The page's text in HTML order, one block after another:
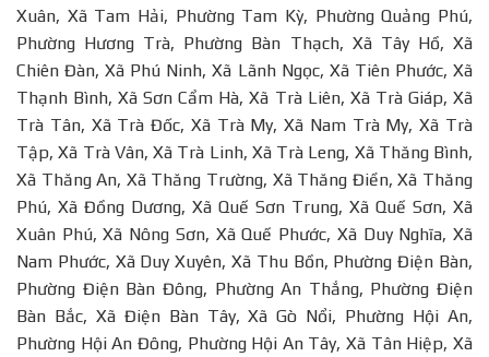
Xuân, Xã Tam Hải, Phường Tam Kỳ, Phường Quảng Phú,
Phường Hương Trà, Phường Bàn Thạch, Xã Tây Hồ, Xã
Chiên Đàn, Xã Phú Ninh, Xã Lãnh Ngọc, Xã Tiên Phước, Xã
Thạnh Bình, Xã Sơn Cẩm Hà, Xã Trà Liên, Xã Trà Giáp, Xã
Trà Tân, Xã Trà Đốc, Xã Trà My, Xã Nam Trà My, Xã Trà
Tập, Xã Trà Vân, Xã Trà Linh, Xã Trà Leng, Xã Thăng Bình,
Xã Thăng An, Xã Thăng Trường, Xã Thăng Điền, Xã Thăng
Phú, Xã Đồng Dương, Xã Quế Sơn Trung, Xã Quế Sơn, Xã
Xuân Phú, Xã Nông Sơn, Xã Quế Phước, Xã Duy Nghĩa, Xã
Nam Phước, Xã Duy Xuyên, Xã Thu Bồn, Phường Điện Bàn,
Phường Điện Bàn Đông, Phường An Thắng, Phường Điện
Bàn Bắc, Xã Điện Bàn Tây, Xã Gò Nổi, Phường Hội An,
Phường Hội An Đông, Phường Hội An Tây, Xã Tân Hiệp, Xã